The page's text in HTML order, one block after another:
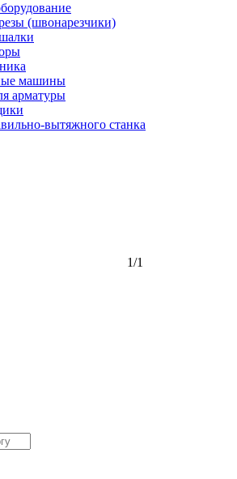
(швонарезчики)
машины
арматуры
вытяжного станка
1/1